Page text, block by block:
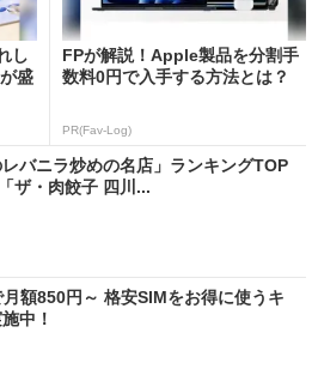
し
盛
FPが解説！Apple製品を分割手
数料0円で入手する方法とは？
PR(Fav-Log)
レバニラ炒めの名店」ランキングTOP
ザ・肉餃子 四川...
額850円～ 格安SIMをお得に使うキ
中！